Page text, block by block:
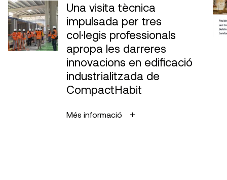
Una visita tècnica
impulsada per tres
col·legis professionals
apropa les darreres
innovacions en edificació
industrialitzada de
CompactHabit
Més informació